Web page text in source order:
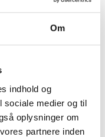
Om
indhold og
sociale medier og til
oplysninger om
partnere inden